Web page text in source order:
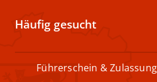
Häufig gesucht
Führerschein & Zulassung